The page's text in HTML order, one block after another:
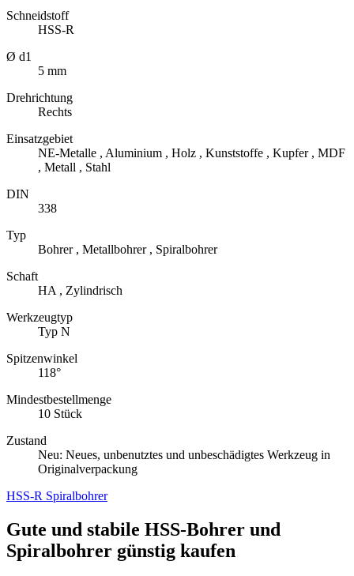
Schneidstoff
HSS-R
Ø d1
5 mm
Drehrichtung
Rechts
Einsatzgebiet
NE-Metalle , Aluminium , Holz , Kunststoffe , Kupfer , MDF
, Metall , Stahl
DIN
338
Typ
Bohrer , Metallbohrer , Spiralbohrer
Schaft
HA , Zylindrisch
Werkzeugtyp
Typ N
Spitzenwinkel
118°
Mindestbestellmenge
10 Stück
Zustand
Neu: Neues, unbenutztes und unbeschädigtes Werkzeug in
Originalverpackung
HSS-R Spiralbohrer
Gute und stabile HSS-Bohrer und
Spiralbohrer günstig kaufen